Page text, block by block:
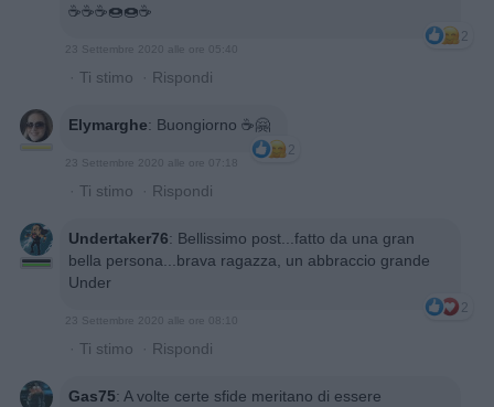
☕️☕️☕️🍩🍩☕️
2
· Ti stimo · Rispondi
Elymarghe: Buongiorno ☕️🤗
2
23 Settembre 2020 alle ore 07:18
· Ti stimo · Rispondi
Undertaker76: Bellissimo post...fatto da una gran
bella persona...brava ragazza, un abbraccio grande
Under
2
· Ti stimo · Rispondi
Gas75: A volte certe sfide meritano di essere